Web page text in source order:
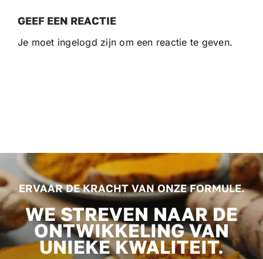
GEEF EEN REACTIE
Je moet ingelogd zijn om een reactie te geven.
ERVAAR DE KRACHT VAN ONZE FORMULE.
WE STREVEN NAAR DE
ONTWIKKELING VAN
UNIEKE KWALITEIT.